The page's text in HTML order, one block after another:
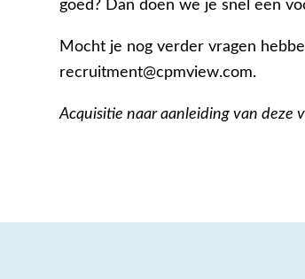
goed? Dan doen we je snel een
Mocht je nog verder vragen
recruitment@cpmview.com.
Acquisitie naar aanleiding van deze